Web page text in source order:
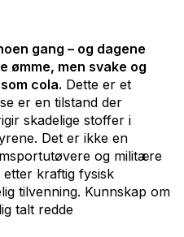
gang – og dagene
ømme, men svake og
cola. Dette er et
er en tilstand der
skadelige stoffer i
Det er ikke en
og militære
kraftig fysisk
tilvenning. Kunnskap om
talt redde